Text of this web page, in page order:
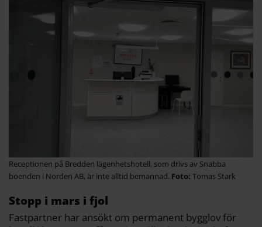
Receptionen på Bredden lägenhetshotell, som drivs av Snabba
boenden i Norden AB, är inte alltid bemannad.
Tomas Stark
Stopp i mars i fjol
Fastpartner har ansökt om permanent bygglov för